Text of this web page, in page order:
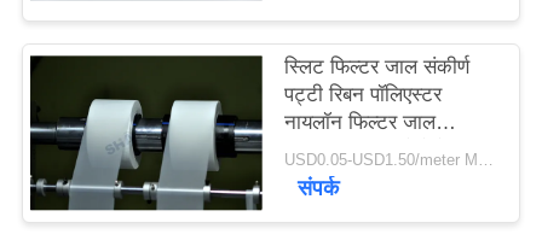
POLICY
स्लिट फिल्टर जाल संकीर्ण
पट्टी रिबन पॉलिएस्टर
नायलॉन फिल्टर जाल
चिकित्सा अनुप्रयोगों के लिए USD0.05-USD1.50/meter MOQ:50 मीटर
संपर्क